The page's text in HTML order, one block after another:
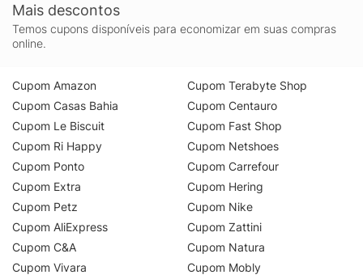
Mais descontos
Temos cupons disponíveis para economizar em suas compras
online.
Cupom Amazon
Cupom Casas Bahia
Cupom Le Biscuit
Cupom Ri Happy
Cupom Ponto
Cupom Extra
Cupom Petz
Cupom AliExpress
Cupom C&A
Cupom Vivara
Cupom Terabyte Shop
Cupom Centauro
Cupom Fast Shop
Cupom Netshoes
Cupom Carrefour
Cupom Hering
Cupom Nike
Cupom Zattini
Cupom Natura
Cupom Mobly